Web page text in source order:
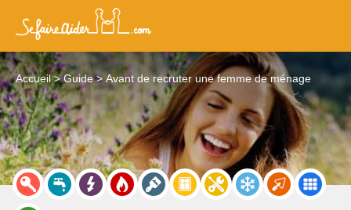
Accueil Guide Avant de recruter une femme de ménage